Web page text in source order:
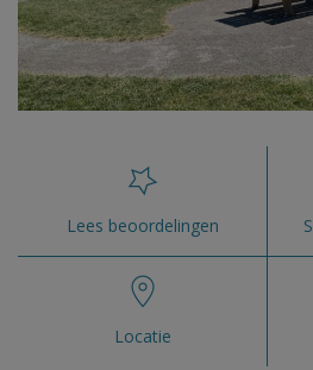
Lees beoordelingen
Locatie